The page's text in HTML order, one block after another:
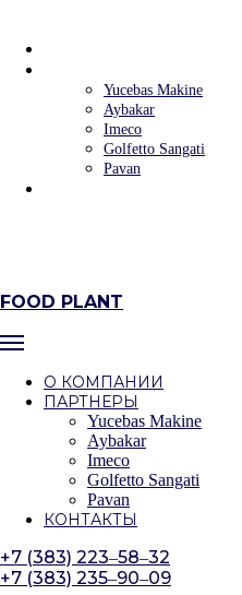
Yucebas Makine
Aybakar
Imeco
Golfetto Sangati
Pavan
FOOD PLANT
О КОМПАНИИ
ПАРТНЕРЫ
Yucebas Makine
Aybakar
Imeco
Golfetto Sangati
Pavan
КОНТАКТЫ
+7 (383) 223‒58‒32
+7 (383) 235‒90‒09